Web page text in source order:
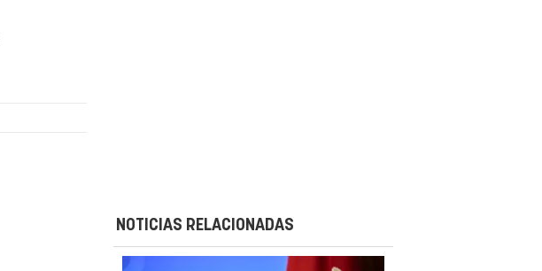
NOTICIAS RELACIONADAS